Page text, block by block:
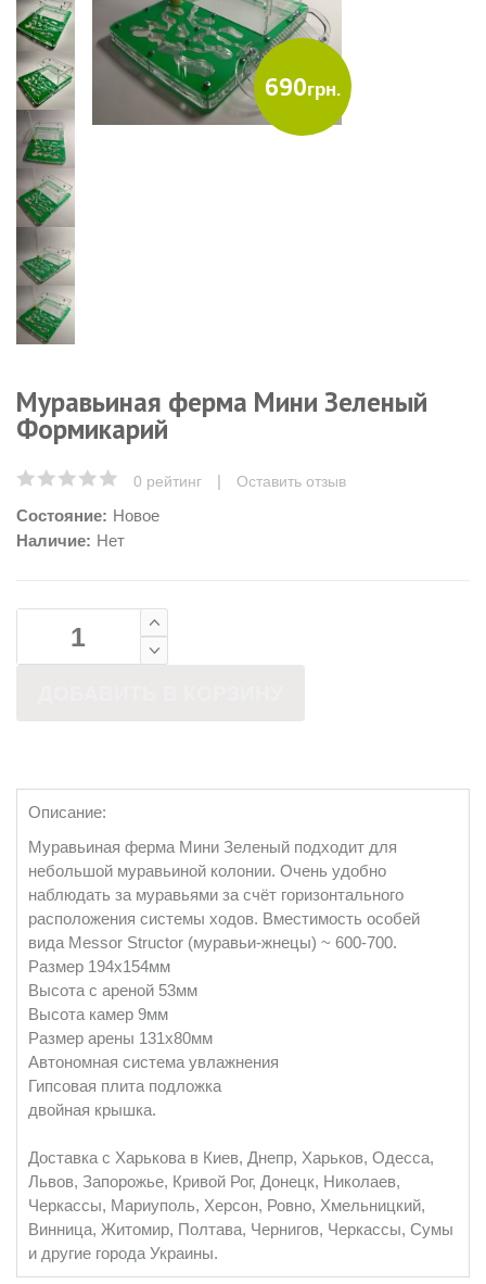
690грн.
Муравьиная ферма Мини Зеленый
Формикарий
0 рейтинг | Оставить отзыв
Состояние: Новое
Наличие: Нет
Описание:
Муравьиная ферма Мини Зеленый подходит для
небольшой муравьиной колонии. Очень удобно
наблюдать за муравьями за счёт горизонтального
расположения системы ходов. Вместимость особей
вида Messor Structor (муравьи-жнецы) ~ 600-700.
Размер 194х154мм
Высота с ареной 53мм
Высота камер 9мм
Размер арены 131х80мм
Автономная система увлажнения
Гипсовая плита подложка
двойная крышка.
Доставка с Харькова в Киев, Днепр, Харьков, Одесса,
Львов, Запорожье, Кривой Рог, Донецк, Николаев,
Черкассы, Мариуполь, Херсон, Ровно, Хмельницкий,
Винница, Житомир, Полтава, Чернигов, Черкассы, Сумы
и другие города Украины.